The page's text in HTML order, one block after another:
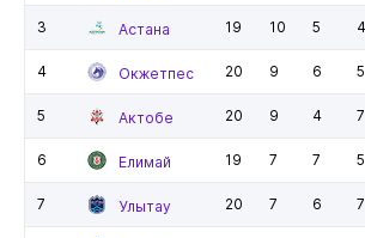
3 Астана 19 10 5 4
4 Окжетпес 20 9 6 5
5 Актобе 20 9 4 7
6 Елимай 19 7 7 5
7 Улытау 20 7 6 7